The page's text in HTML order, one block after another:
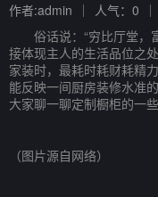
作者:admin 人气：0
俗话说：“穷比厅堂，富
接体现主人的生活品位之
家装时，最耗时耗财耗精
能反映一间厨房装修水准
大家聊一聊定制橱柜的一些
（图片源自网络）